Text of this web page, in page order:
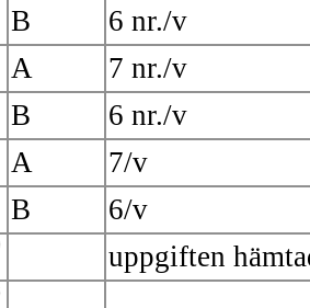
B 6 nr./v
A 7 nr./v
B 6 nr./v
A 7/v
B 6/v
uppgiften